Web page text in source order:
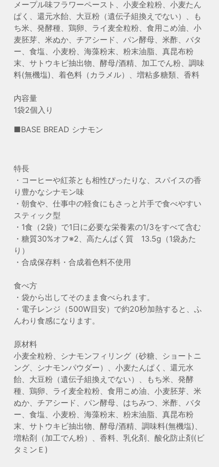
メープル味フラワーペースト、小麦全粒粉、小麦たん
ぱく、還元水飴、大豆粉（遺伝子組換えでない）、も
ち米、発酵種、鶏卵、ライ麦全粒粉、食用こめ油、小
麦胚芽、米ぬか、チアシード、パン酵母、米酢、バタ
ー、食塩、小麦粉、海藻粉末、粉末油脂、真昆布粉
末、サトウキビ抽出物、酵母/酒精、加工でん粉、調味
料(無機塩)、着色料（カラメル）、増粘多糖類、香料
内容量
1袋2個入り
■BASE BREAD シナモン
特長
・コーヒーや紅茶とも相性ぴったりな、スパイスの香
り豊かなシナモン味
・朝食や、仕事中の軽食にもさっと片手で食べやすい
スティック型
・1食（2袋）で1日に必要な栄養素の1/3をすべて含む
・糖質30%オフ※2、高たんぱく質 13.5g（1袋あた
り）
・合成保存料・合成着色料不使用
食べ方
・袋から出してそのまま食べられます。
・電子レンジ（500W目安）で約20秒加熱すると、ふ
んわり食感になります。
原材料
小麦全粒粉、シナモンフィリング（砂糖、ショートニ
ング、シナモンパウダー）、小麦たんぱく、還元水
飴、大豆粉（遺伝子組換えでない）、もち米、発酵
種、鶏卵、ライ麦全粒粉、食用こめ油、小麦胚芽、米
ぬか、チアシード、パン酵母、はちみつ、米酢、バタ
ー、食塩、小麦粉、海藻粉末、粉末油脂、真昆布粉
末、サトウキビ抽出物、酵母/酒精、調味料(無機塩)、
増粘剤（加工でん粉）、香料、乳化剤、酸化防止剤(ビ
タミンＥ)